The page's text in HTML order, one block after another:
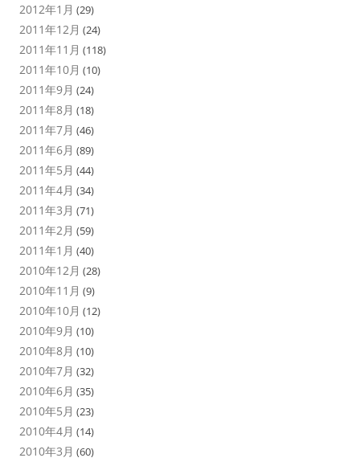
2012年1月 (29)
2011年12月 (24)
2011年11月 (118)
2011年10月 (10)
2011年9月 (24)
2011年8月 (18)
2011年7月 (46)
2011年6月 (89)
2011年5月 (44)
2011年4月 (34)
2011年3月 (71)
2011年2月 (59)
2011年1月 (40)
2010年12月 (28)
2010年11月 (9)
2010年10月 (12)
2010年9月 (10)
2010年8月 (10)
2010年7月 (32)
2010年6月 (35)
2010年5月 (23)
2010年4月 (14)
2010年3月 (60)